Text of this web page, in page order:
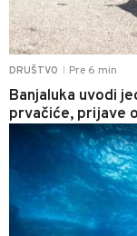
DRUŠTVO Pre 6 min
Banjaluka uvodi
prvačiće, prijave